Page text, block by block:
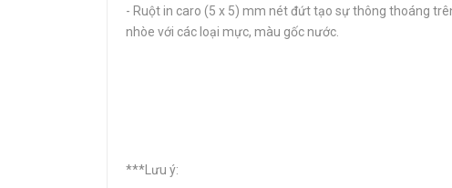
- Ruột in caro (5 x 5) mm nét đứt tạo sự thông thoáng
nhòe với các loại mực, màu gốc nước.
***Lưu ý: